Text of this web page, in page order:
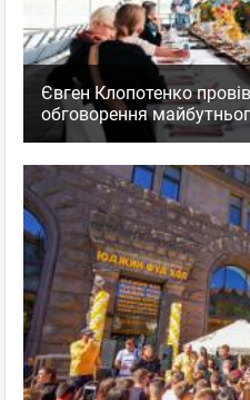
Євген Клопотенко
обговорення